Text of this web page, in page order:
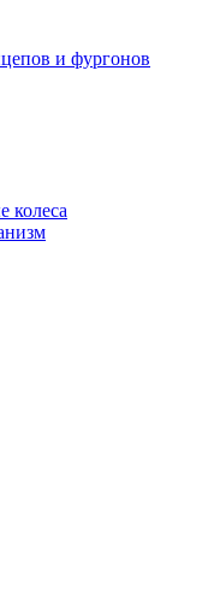
и фургонов
колеса